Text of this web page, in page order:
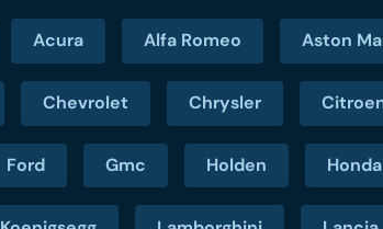
Acura Alfa Romeo Aston
Chevrolet Chrysler
Ford Gmc Holden Honda